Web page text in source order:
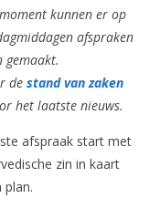
kunnen er op
afspraken
gemaakt.
de stand van zaken
het laatste nieuws.
afspraak start met
zin in kaart